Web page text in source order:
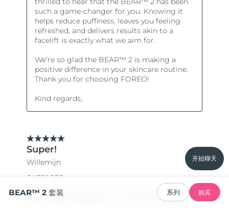
开始聊天
BEAR™ 2 套装 系列 购买